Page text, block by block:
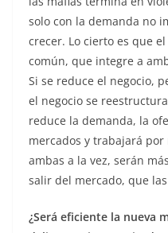
solo con la demanda no
crecer. Lo cierto es que
común, que integre a
Si se reduce el negocio,
el negocio se
reduce la demanda, la
mercados y trabajará
ambas a la vez, serán
salir del mercado, que
¿Será eficiente la nueva